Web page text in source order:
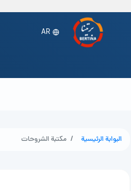
AR
البوابة الرئيسية مكتبة الشروحات